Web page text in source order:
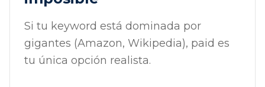
Si tu keyword está dominada por
gigantes (Amazon, Wikipedia), paid es
tu única opción realista.